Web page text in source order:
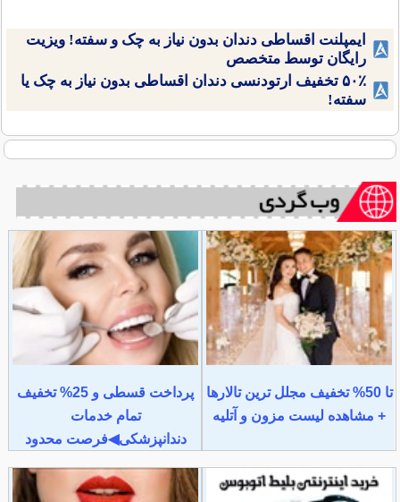
ایمپلنت اقساطی دندان بدون نیاز به چک و سفته! ویزیت
رایگان توسط متخصص
۵۰٪ تخفیف ارتودنسی دندان اقساطی بدون نیاز به چک یا
سفته!
تا 50% تخفیف مجلل ترین تالارها
+ مشاهده لیست مزون و آتلیه
پرداخت قسطی و 25% تخفیف
تمام خدمات
دندانپزشکی◀فرصت محدود